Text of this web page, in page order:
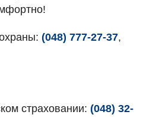
(048) 777-27-37,
страховании: (048) 32-